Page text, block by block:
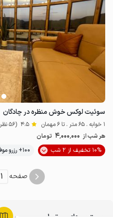
سوئیت لوکس خوش منظره در چادگان
1 خوابه . 65 متر . تا 6 مهمان 4.5 (56 نظر)
هر شب از 4٬000٬000 تومان
10% تخفیف از 2 شب
100+ رزرو موفق
صفحه 1